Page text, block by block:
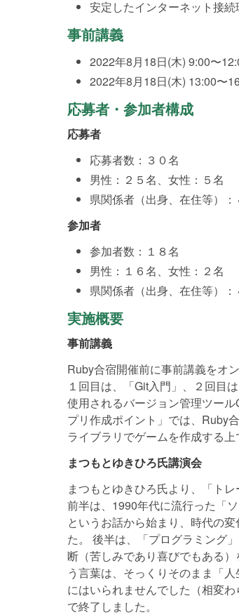
安定したインターネット接続
事前講義
2022年8月18日(木) 9:00〜
2022年8月18日(木) 13:00〜
応募者・参加者構成
応募者
応募者数：３０名
男性：２５名、女性：５名
県関係者（出身、在住等）：
参加者
参加者数：１８名
男性：１６名、女性：２名
県関係者（出身、在住等）：
実施概要
事前講義
Ruby合宿開催前に事前講義をオ
１回目は、「Git入門」、２回目
使用されるバージョン管理ツー
プリ作成ポイント」では、Ruby
ライブラリでゲームを作成する上
まつもとゆきひろ氏講演会
まつもとゆきひろ氏より、「ト
前半は、1990年代に流行った「
というお話から始まり、時代の
た。 後半は、「プログラミング
断（苦しみであり喜びでもある
う言葉は、そっくりそのまま「
にはいられませんでした（相変
で終了しました。